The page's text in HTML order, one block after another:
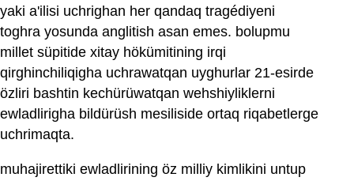
yaki a'ilisi uchrighan her qandaq tragédiyeni
toghra yosunda anglitish asan emes. bolupmu
millet süpitide xitay hökümitining irqi
qirghinchiliqigha uchrawatqan uyghurlar 21-esirde
özliri bashtin kechürüwatqan wehshiyliklerni
ewladlirigha bildürüsh mesiliside ortaq riqabetlerge
uchrimaqta.
muhajirettiki ewladlirining öz milliy kimlikini untup